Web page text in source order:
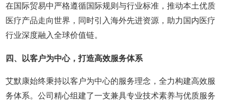
在国际贸易中严格遵循国际规则与行业标准，推动本土优质
医疗产品走向世界，同时引入海外先进资源，助力国内医疗
行业深度融入全球价值链。
四、以客户为中心，打造高效服务体系
艾默康始终秉持以客户为中心的服务理念，全力构建高效服
务体系。公司精心组建了一支兼具专业技术素养与优质服务